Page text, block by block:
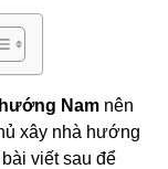
Nam nên
xây nhà hướng
viết sau để